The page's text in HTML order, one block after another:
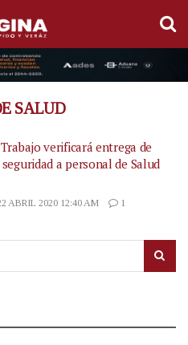
SALUD
verificará entrega de
a personal de Salud
ABRIL 2020 12:40 AM
1